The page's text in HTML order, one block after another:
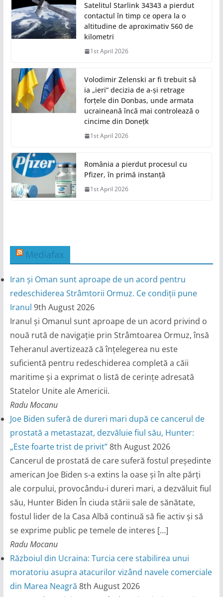
Satelitul Starlink 34343 a pierdut
contactul în timp ce opera la o
altitudine de aproximativ 560 de
kilometri
1st April 2026
Volodimir Zelenski ar fi trebuit să
ia „ieri” decizia de a-și retrage
forțele din Donbas, unde armata
ucraineană încă mai controlează o
cincime din Donețk
1st April 2026
România a pierdut procesul cu
Pfizer, în primă instanță
1st April 2026
Mediafax
Iran și Oman sunt aproape de un acord pentru
redeschiderea Strâmtorii Ormuz. Ce condiții pune
Iranul 9th August 2026
Iranul și Omanul sunt aproape de un acord privind o
nouă rută de navigație prin Strâmtoarea Ormuz, însă
Teheranul avertizează că înțelegerea nu este
suficientă pentru redeschiderea completă a căii
maritime și a exprimat o listă de cerințe adresată
Statelor Unite ale Americii.
Radu Mocanu
Joe Biden suferă de dureri mari după ce cancerul de
prostată a metastazat, dezvăluie fiul său, Hunter:
„Este foarte trist de privit”8th August 2026
Cancerul de prostată de care suferă fostul președinte
american Joe Biden s-a extins la oase și în alte părți
ale corpului, provocându-i dureri mari, a dezvăluit fiul
său, Hunter Biden În ciuda stării sale de sănătate,
fostul lider de la Casa Albă continuă să fie activ și să
se exprime public pe temele de interes […]
Radu Mocanu
Războiul din Ucraina: Turcia cere stabilirea unui
moratoriu asupra atacurilor vizând navele comerciale
din Marea Neagră 8th August 2026